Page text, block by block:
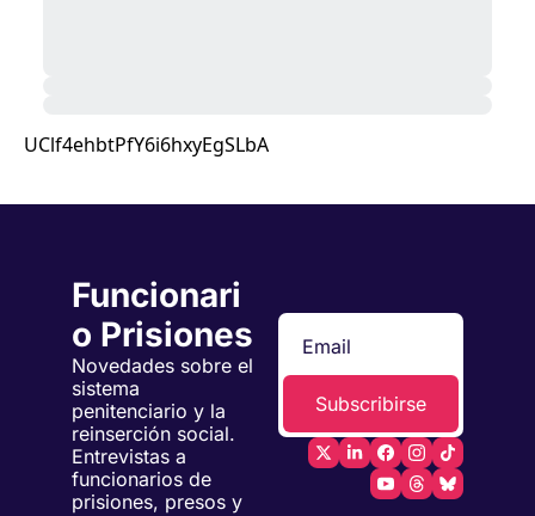
UClf4ehbtPfY6i6hxyEgSLbA
Funcionari
o Prisiones
Novedades sobre el
sistema
penitenciario y la
reinserción social.
Entrevistas a
funcionarios de
prisiones, presos y
Subscribirse